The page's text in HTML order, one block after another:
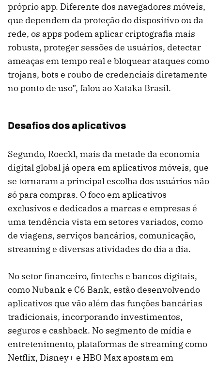
próprio app. Diferente dos navegadores móveis,
que dependem da proteção do dispositivo ou da
rede, os apps podem aplicar criptografia mais
robusta, proteger sessões de usuários, detectar
ameaças em tempo real e bloquear ataques como
trojans, bots e roubo de credenciais diretamente
no ponto de uso”, falou ao Xataka Brasil.
Desafios dos aplicativos
Segundo, Roeckl, mais da metade da economia
digital global já opera em aplicativos móveis, que
se tornaram a principal escolha dos usuários não
só para compras. O foco em aplicativos
exclusivos e dedicados a marcas e empresas é
uma tendência vista em setores variados, como
de viagens, serviços bancários, comunicação,
streaming e diversas atividades do dia a dia.
No setor financeiro, fintechs e bancos digitais,
como Nubank e C6 Bank, estão desenvolvendo
aplicativos que vão além das funções bancárias
tradicionais, incorporando investimentos,
seguros e cashback. No segmento de mídia e
entretenimento, plataformas de streaming como
Netflix, Disney+ e HBO Max apostam em